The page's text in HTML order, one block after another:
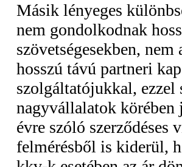
Másik lényeges
nem gondolkodnak
szövetségesekben,
hosszú távú partneri
szolgáltatójukkal, ezzel
nagyvállalatok körében
évre szóló szerződéses
felmérésből is kiderül,